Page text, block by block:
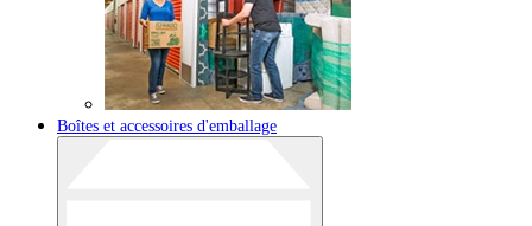
Boîtes et accessoires d'emballage